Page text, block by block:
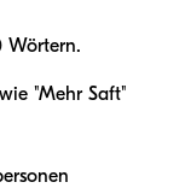
Wörtern.
"Mehr Saft"